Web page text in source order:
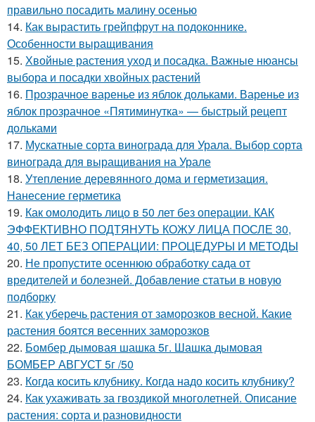
правильно посадить малину осенью
14. Как вырастить грейпфрут на подоконнике.
Особенности выращивания
15. Хвойные растения уход и посадка. Важные нюансы
выбора и посадки хвойных растений
16. Прозрачное варенье из яблок дольками. Варенье из
яблок прозрачное «Пятиминутка» — быстрый рецепт
дольками
17. Мускатные сорта винограда для Урала. Выбор сорта
винограда для выращивания на Урале
18. Утепление деревянного дома и герметизация.
Нанесение герметика
19. Как омолодить лицо в 50 лет без операции. КАК
ЭФФЕКТИВНО ПОДТЯНУТЬ КОЖУ ЛИЦА ПОСЛЕ 30,
40, 50 ЛЕТ БЕЗ ОПЕРАЦИИ: ПРОЦЕДУРЫ И МЕТОДЫ
20. Не пропустите осеннюю обработку сада от
вредителей и болезней. Добавление статьи в новую
подборку
21. Как уберечь растения от заморозков весной. Какие
растения боятся весенних заморозков
22. Бомбер дымовая шашка 5г. Шашка дымовая
БОМБЕР АВГУСТ 5г /50
23. Когда косить клубнику. Когда надо косить клубнику?
24. Как ухаживать за гвоздикой многолетней. Описание
растения: сорта и разновидности